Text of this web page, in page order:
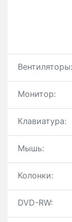
Вентиляторы:
Монитор:
Клавиатура:
Мышь:
Колонки:
DVD-RW: